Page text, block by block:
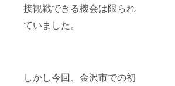
接観戦できる機会は限られ
ていました。
しかし今回、金沢市での初